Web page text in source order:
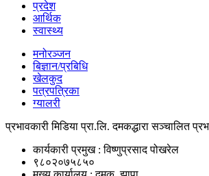
प्रदेश
आर्थिक
स्वास्थ्य
मनोरञ्जन
बिज्ञान/प्रबिधि
खेलकुद
पत्रपत्रिका
ग्यालरी
प्रभावकारी मिडिया प्रा.लि. दमकद्धारा सञ्चालित
कार्यकारी प्रमुख : विष्णुप्रसाद पोखरेल
९८०२०७५८५०